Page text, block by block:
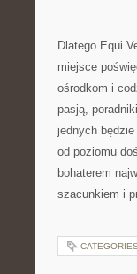
Dlatego Equi
miejsce
ośrodkom i
pasją,
jednych
od poziomu
bohaterem
szacunkiem i